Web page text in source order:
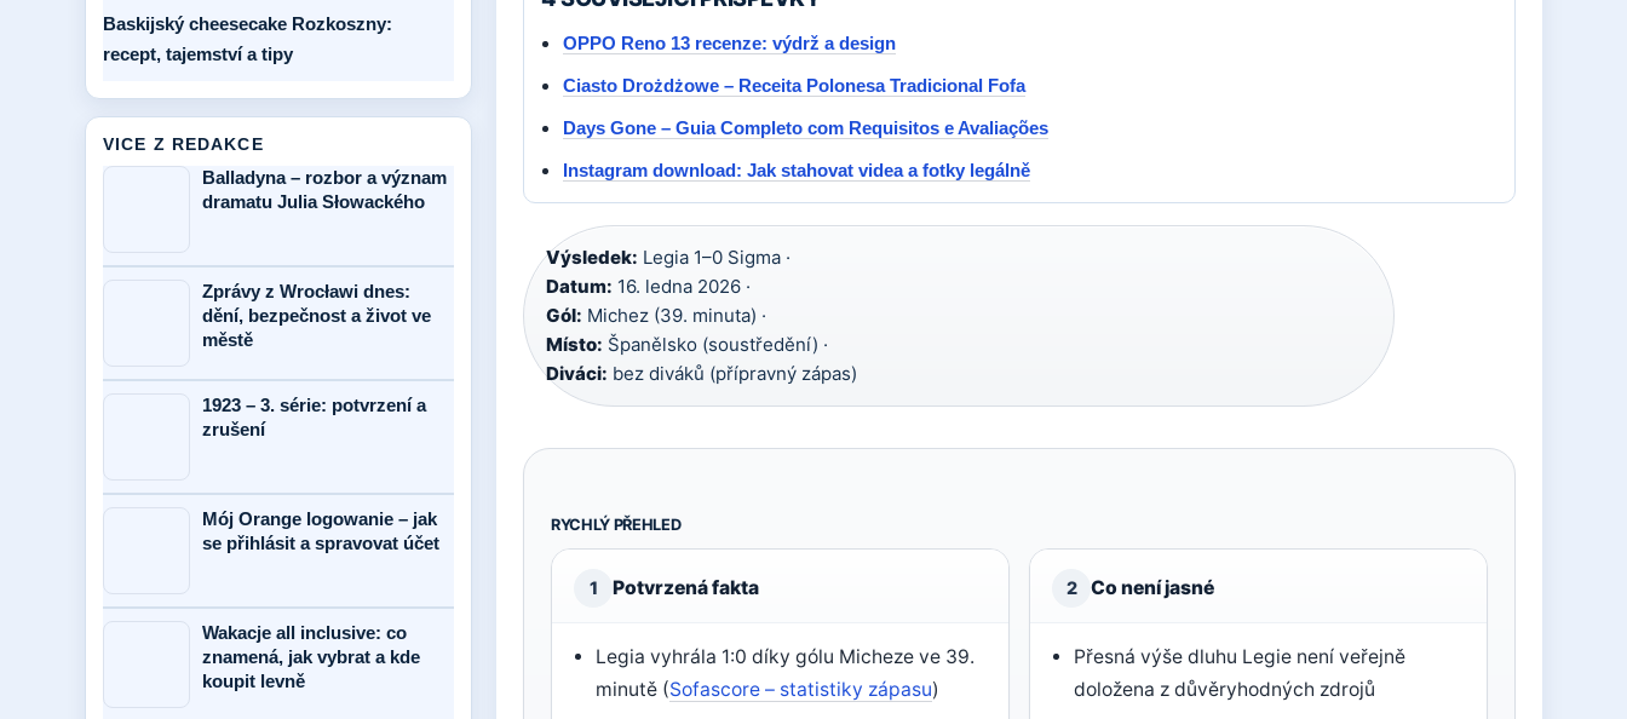
OPPO Reno 13 recenze: výdrž a design
Ciasto Drożdżowe – Receita Polonesa Tradicional Fofa
Days Gone – Guia Completo com Requisitos e Avaliações
Instagram download: Jak stahovat videa a fotky legálně
Výsledek: Legia 1–0 Sigma ·
Datum: 16. ledna 2026 ·
Gól: Michez (39. minuta) ·
Místo: Španělsko (soustředění) ·
Diváci: bez diváků (přípravný zápas)
RYCHLÝ PŘEHLED
1 Potvrzená fakta
Legia vyhrála 1:0 díky gólu Micheze ve 39.
minutě (Sofascore – statistiky zápasu)
2 Co není jasné
Přesná výše dluhu Legie není veřejně
doložena z důvěryhodných zdrojů
Baskijský cheesecake Rozkoszny:
recept, tajemství a tipy
VICE Z REDAKCE
Balladyna – rozbor a význam
dramatu Julia Słowackého
Zprávy z Wrocławi dnes:
dění, bezpečnost a život ve
městě
1923 – 3. série: potvrzení a
zrušení
Mój Orange logowanie – jak
se přihlásit a spravovat účet
Wakacje all inclusive: co
znamená, jak vybrat a kde
koupit levně